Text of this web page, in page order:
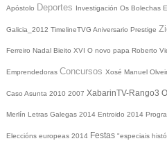
Apóstolo Deportes Investigación Os Bolechas
Galicia_2012 TimelineTVG Aniversario Prestige
Ferreiro Nadal Bieito XVI O novo papa Roberto
Emprendedoras Concursos Xosé Manuel
Caso Asunta 2010 2007 XabarinTV-Rango3
Merlín Letras Galegas 2014 Entroido 2014
Eleccións europeas 2014 Festas "especiais